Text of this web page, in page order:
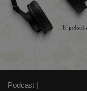
Podcast|